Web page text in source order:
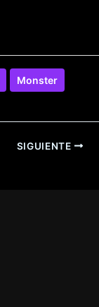
Monster
SIGUIENTE